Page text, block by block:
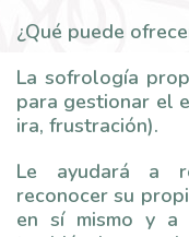
¿Qué puede
La sofrología
para gestionar el
ira, frustración).
Le ayudará a
reconocer su
en sí mismo y a